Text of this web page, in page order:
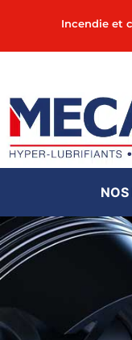
Incendie et